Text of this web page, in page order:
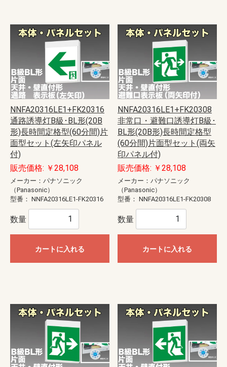
NNFA20316LE1+FK20316
通路誘導灯B級･BL形(20B
形)長時間定格型(60分間)片
面型セット(左矢印パネル
付)
販売価格: ￥28,108
メーカー：パナソニック
（Panasonic）
型番： NNFA20316LE1-FK20316
数量
カートに入れる
NNFA20316LE1+FK20308
非常口・避難口誘導灯B級･
BL形(20B形)長時間定格型
(60分間)片面型セット(両矢
印パネル付)
販売価格: ￥28,108
メーカー：パナソニック
（Panasonic）
型番： NNFA20316LE1-FK20308
数量
カートに入れる